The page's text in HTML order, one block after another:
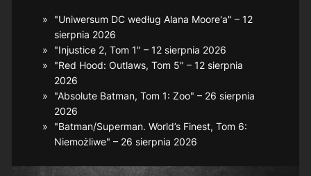
"Uniwersum DC według Alana Moore'a" – 12
sierpnia 2026
"Injustice 2, Tom 1" – 12 sierpnia 2026
"Red Hood: Outlaws, Tom 5" – 12 sierpnia
2026
"Absolute Batman, Tom 1: Zoo" – 26 sierpnia
2026
"Batman/Superman. World’s Finest, Tom 6:
Niemożliwe" – 26 sierpnia 2026